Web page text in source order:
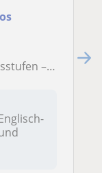
& Literatur